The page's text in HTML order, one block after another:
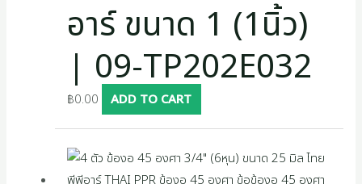
อาร์ ขนาด 1 (1นิ้ว)
| 09-TP202E032
฿0.00 ADD TO CART